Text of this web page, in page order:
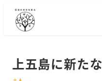
上五島に新た